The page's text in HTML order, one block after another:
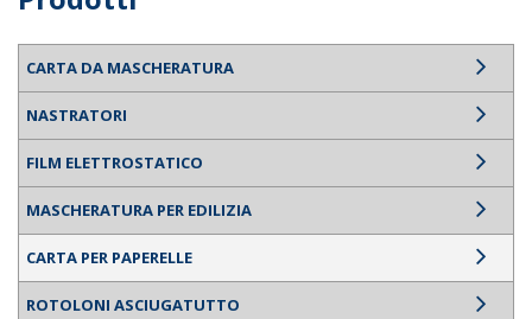
CARTA DA MASCHERATURA
NASTRATORI
FILM ELETTROSTATICO
MASCHERATURA PER EDILIZIA
CARTA PER PAPERELLE
ROTOLONI ASCIUGATUTTO